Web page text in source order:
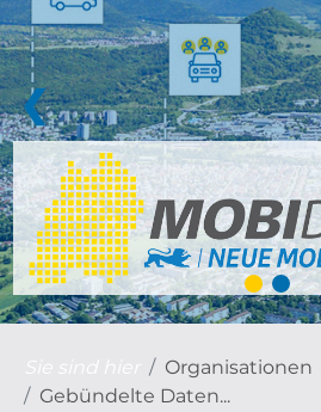
❮
Organisationen
Gebündelte Daten...